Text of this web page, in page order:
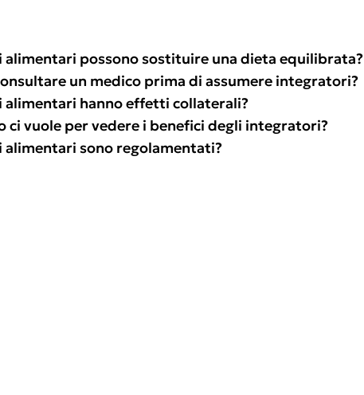
possono sostituire una dieta equilibrata?
un medico prima di assumere integratori?
hanno effetti collaterali?
ci vuole per vedere i benefici degli integratori?
sono regolamentati?